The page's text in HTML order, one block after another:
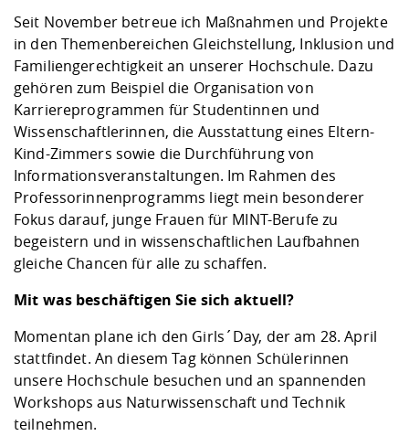
Seit November betreue ich Maßnahmen und Projekte
in den Themenbereichen Gleichstellung, Inklusion und
Familiengerechtigkeit an unserer Hochschule. Dazu
gehören zum Beispiel die Organisation von
Karriereprogrammen für Studentinnen und
Wissenschaftlerinnen, die Ausstattung eines Eltern-
Kind-Zimmers sowie die Durchführung von
Informationsveranstaltungen. Im Rahmen des
Professorinnenprogramms liegt mein besonderer
Fokus darauf, junge Frauen für MINT-Berufe zu
begeistern und in wissenschaftlichen Laufbahnen
gleiche Chancen für alle zu schaffen.
Mit was beschäftigen Sie sich aktuell?
Momentan plane ich den Girls´Day, der am 28. April
stattfindet. An diesem Tag können Schülerinnen
unsere Hochschule besuchen und an spannenden
Workshops aus Naturwissenschaft und Technik
teilnehmen.